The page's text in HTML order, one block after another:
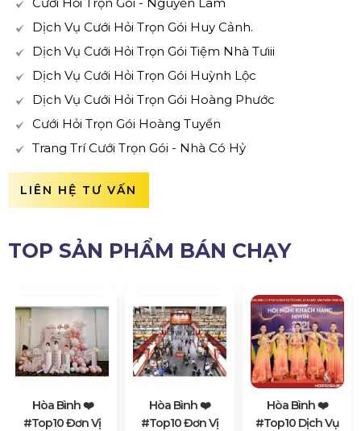
Dịch Vụ Cưới Hỏi Trọn Gói Huy Cảnh.
Dịch Vụ Cưới Hỏi Trọn Gói Tiệm Nhà Tưiii
Dịch Vụ Cưới Hỏi Trọn Gói Huỳnh Lộc
Dịch Vụ Cưới Hỏi Trọn Gói Hoàng Phước
Cưới Hỏi Trọn Gói Hoàng Tuyển
Trang Trí Cưới Trọn Gói - Nhà Có Hỷ
LIÊN HỆ TƯ VẤN
TOP SẢN PHẨM BÁN CHẠY
Hòa Bình ❤️️
#top10 Đơn Vị
Hòa Bình ❤️️
#top10 Đơn Vị
Hòa Bình ❤️️
#top10 Dịch Vụ